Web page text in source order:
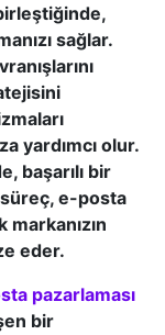
sağlar.
yardımcı olur.
başarılı bir
e-posta
markanızın
eder.
pazarlaması
bir